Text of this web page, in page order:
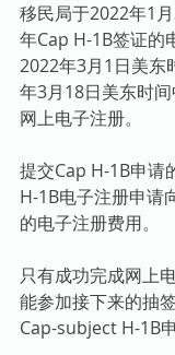
移民局于2022年1
年Cap H-1B签证的
2022年3月1日美东
年3月18日美东时
网上电子注册。
提交Cap H-1B申请
H-1B电子注册申请
的电子注册费用。
只有成功完成网上
能参加接下来的抽
Cap-subject H-1B申